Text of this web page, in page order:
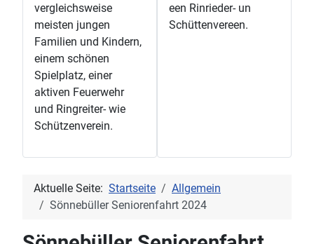
vergleichsweise
meisten jungen
Familien und Kindern,
einem schönen
Spielplatz, einer
aktiven Feuerwehr
und Ringreiter- wie
Schützenverein.
een Rinrieder- un
Schüttenvereen.
Aktuelle Seite: Startseite
Allgemein
Sönnebüller Seniorenfahrt 2024